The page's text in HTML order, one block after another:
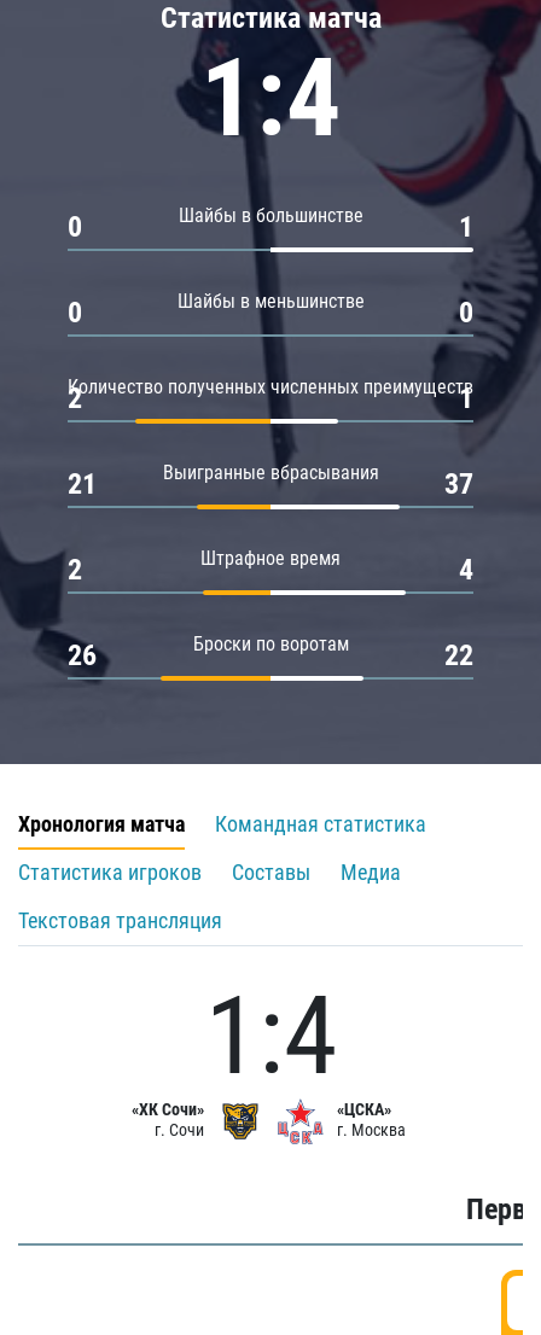
Статистика матча
1:4
Шайбы в большинстве
0 1
Шайбы в меньшинстве
0 0
Количество полученных численных преимуществ
2 1
Выигранные вбрасывания
21 37
Штрафное время
2 4
Броски по воротам
26 22
Хронология матча
Командная статистика
Статистика игроков
Составы
Медиа
Текстовая трансляция
«ХК Сочи»
г. Сочи
1:4
«ЦСКА»
г. Москва